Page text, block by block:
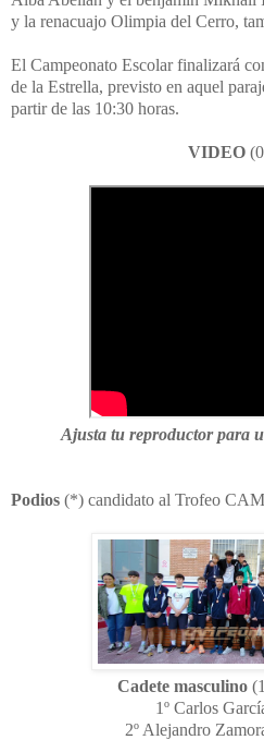
y la renacuajo Olimpia del Cerro,
El Campeonato Escolar finalizará
de la Estrella, previsto en aquel
partir de las 10:30 horas.
VIDEO
Ajusta tu reproductor para
Podios (*) candidato al Trofeo
Cadete masculino
1º Carlos
2º Alejandro